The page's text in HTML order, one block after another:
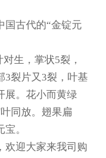
国古代的“金锭元
生，掌状5裂，
3裂片又3裂，叶基
展。花小而黄绿
同放。翅果扁
。
欢迎大家来我司购